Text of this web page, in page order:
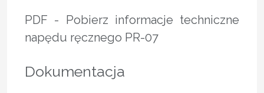
PDF - Pobierz informacje techniczne
napędu ręcznego PR-07
Dokumentacja